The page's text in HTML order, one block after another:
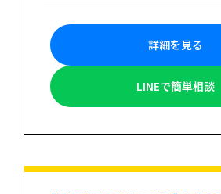
詳細を見る
LINEで簡単相談